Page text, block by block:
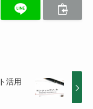
活用